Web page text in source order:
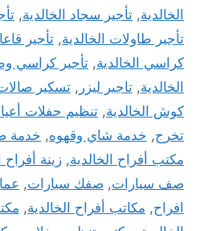
الخالدية, تأجير سجاد الخالدية,
تأجير طاولات الخالدية, تأجير
كراسي الخالدية, تأجير كراسي
الخالدية, تاجير ليزر , تسكير
كوش الخالدية, تنظيم حفلات
تخرج, خدمة شاي وقهوه, خدمة
مكتب أفراح الخالدية, زينة أفراح
صف سيارات, صفك سيارات,
افراح, مكاتب أفراح الخالدية,